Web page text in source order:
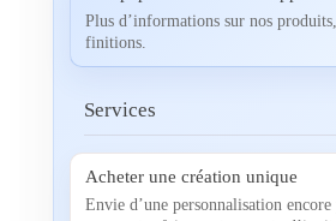
Plus d’informations sur nos
finitions.
Services
Acheter une création unique
Envie d’une personnalisation encore